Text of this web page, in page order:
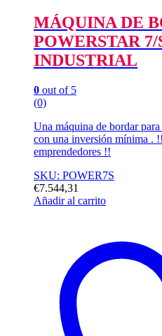
MÁQUINA DE
POWERSTAR
INDUSTRIAL
0 out of 5
(0)
Una máquina de bordar
con una inversión mínima .
emprendedores !!
SKU: POWER7S
€7.544,31
Añadir al carrito